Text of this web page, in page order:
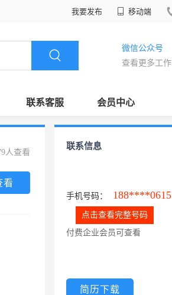
我要发布 移动端
微信公众号
查看更多工作
联系客服 会员中心
人查看
看
联系信息
手机号码： 188****0615
点击查看完整号码
付费企业会员可查看
简历下载